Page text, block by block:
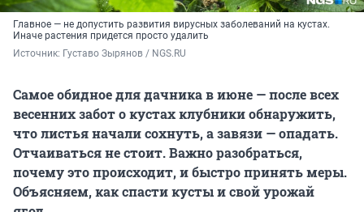
Главное — не допустить развития вирусных заболеваний на кустах.
Иначе растения придется просто удалить
Источник: Густаво Зырянов / NGS.RU
Самое обидное для дачника в июне — после всех
весенних забот о кустах клубники обнаружить,
что листья начали сохнуть, а завязи — опадать.
Отчаиваться не стоит. Важно разобраться,
почему это происходит, и быстро принять меры.
Объясняем, как спасти кусты и свой урожай